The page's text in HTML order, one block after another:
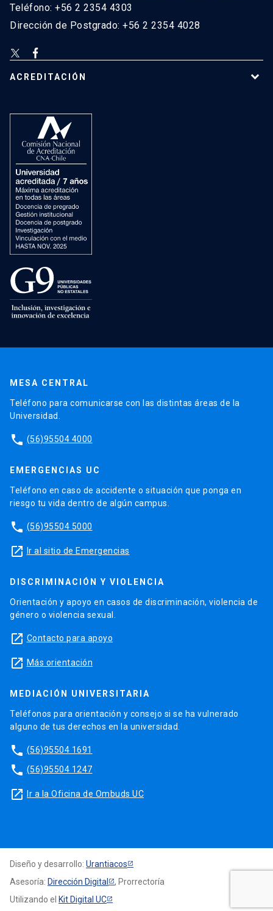
Teléfono: +56 2 2354 4303
Dirección de Postgrado: +56 2 2354 4028
ACREDITACIÓN
MESA CENTRAL
Teléfono para comunicarse con las distintas áreas de la
Universidad.
phone (56)95504 4000
EMERGENCIAS UC
Teléfono en caso de accidente o situación que ponga en
riesgo tu vida dentro de algún campus.
phone (56)95504 5000
launch Ir al sitio de Emergencias
DISCRIMINACIÓN Y VIOLENCIA
Orientación y apoyo en casos de discriminación, violencia de
género o violencia sexual.
launch Contacto para apoyo
launch Más orientación
MEDIACIÓN UNIVERSITARIA
Teléfonos para orientación y consejo si se ha vulnerado
alguno de tus derechos en la universidad.
phone (56)95504 1691
phone (56)95504 1247
launch Ir a la Oficina de Ombuds UC
Diseño y desarrollo: Urantiacos
Asesoría: Dirección Digital
, Prorrectoría
Utilizando el Kit Digital UC